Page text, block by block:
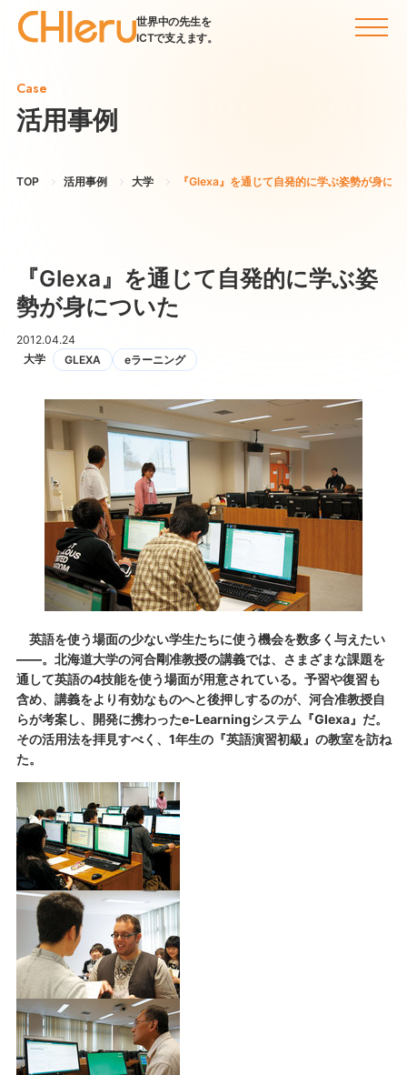
世界中の先生を
ICTで支えます。
Case
活用事例
TOP 活用事例 大学 『Glexa』を通じて自発的に学ぶ姿勢が身につ
『Glexa』を通じて自発的に学ぶ姿
勢が身についた
2012.04.24
大学
GLEXA eラーニング
英語を使う場面の少ない学生たちに使う機会を数多く与えたい
――。北海道大学の河合剛准教授の講義では、さまざまな課題を
通して英語の4技能を使う場面が用意されている。予習や復習も
含め、講義をより有効なものへと後押しするのが、河合准教授自
らが考案し、開発に携わったe-Learningシステム『Glexa』だ。
その活用法を拝見すべく、1年生の『英語演習初級』の教室を訪ね
た。